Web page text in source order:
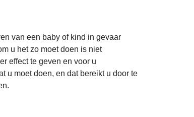
van een baby of kind in gevaar
u het zo moet doen is niet
effect te geven en voor u
u moet doen, en dat bereikt u door te